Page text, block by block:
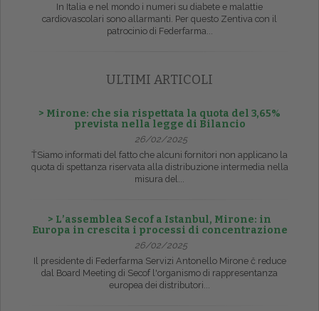
In Italia e nel mondo i numeri su diabete e malattie
cardiovascolari sono allarmanti. Per questo Zentiva con il
patrocinio di Federfarma...
ULTIMI ARTICOLI
> Mirone: che sia rispettata la quota del 3,65%
prevista nella legge di Bilancio
26/02/2025
ŤSiamo informati del fatto che alcuni fornitori non applicano la
quota di spettanza riservata alla distribuzione intermedia nella
misura del...
> L’assemblea Secof a Istanbul, Mirone: in
Europa in crescita i processi di concentrazione
26/02/2025
Il presidente di Federfarma Servizi Antonello Mirone č reduce
dal Board Meeting di Secof l'organismo di rappresentanza
europea dei distributori...